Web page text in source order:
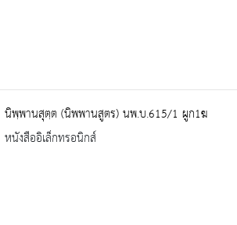
นิพฺพานสุตฺต (นิพพานสูตร) นพ.บ.615/1 ผูก1ฆ
หนังสืออิเล็กทรอนิกส์